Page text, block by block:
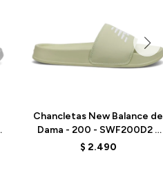
Chancletas New Balance de
Dama - 200 - SWF200D2 -
ELD
$ 2.490